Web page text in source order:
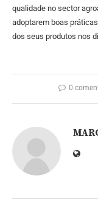
qualidade no sector
adoptarem boas
dos seus produtos nos
0